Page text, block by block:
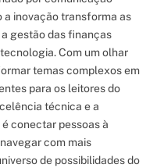
inovação transforma as
a gestão das finanças
Com um olhar
temas complexos em
para os leitores do
técnica e a
conectar pessoas à
com mais
de possibilidades do